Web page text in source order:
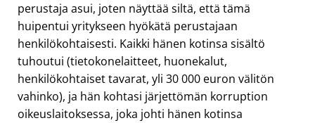
perustaja asui, joten näyttää siltä, että tämä
huipentui yritykseen hyökätä perustajaan
henkilökohtaisesti. Kaikki hänen kotinsa sisältö
tuhoutui (tietokonelaitteet, huonekalut,
henkilökohtaiset tavarat, yli 30 000 euron välitön
vahinko), ja hän kohtasi järjettömän korruption
oikeuslaitoksessa, joka johti hänen kotinsa